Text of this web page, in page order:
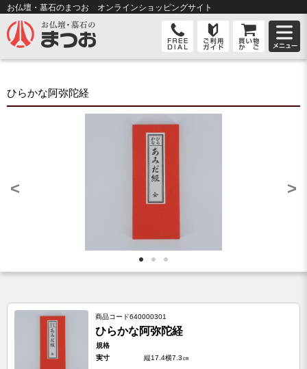
お仏壇・墓石のまつお オンラインショッピングサイト
ひらかな阿弥陀経
< >
商品コード640000301
ひらかな阿弥陀経
規格
実寸
縦17.4横7.3㎝